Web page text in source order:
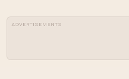
ADVERTISEMENTS